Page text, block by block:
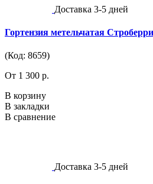
Доставка 3-5 дней
Гортензия метельчатая
(Код: 8659)
От 1 300 р.
В корзину
В закладки
В сравнение
Доставка 3-5 дней